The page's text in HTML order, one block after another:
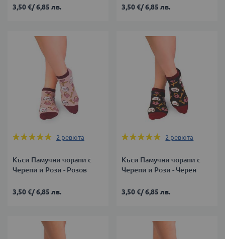
3,50 €/6,85 лв. 3,50 €/6,85 лв.
Оценка:
2 ревюта
Къси Памучни чорапи с
Черепи и Рози - Розов
3,50 €/6,85 лв.
Оценка:
2 ревюта
Къси Памучни чорапи с
Черепи и Рози - Черен
3,50 €/6,85 лв.